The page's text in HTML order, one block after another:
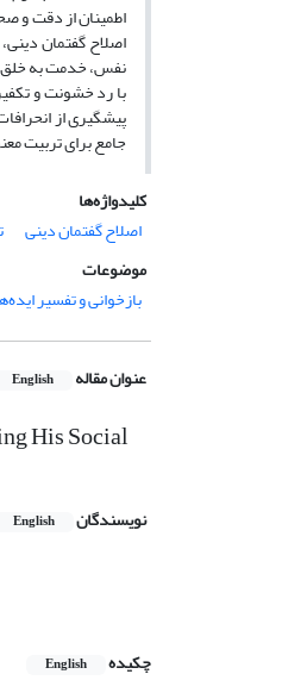
اطمینان از دقت و
اصلاح گفتمان
نفس، خدمت به خلق
با رد خشونت و
پیشگیری از
جامع برای تربیت
کلیدواژه‌ها
اصلاح گفتمان دینی
موضوعات
بازخوانی و تفسیر
عنوان مقاله English
His Social
نویسندگان English
چکیده
English